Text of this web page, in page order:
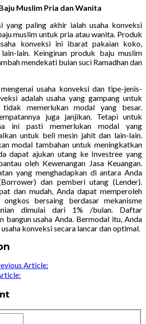
Muslim Pria dan Wanita
yang paling akhir ialah usaha konveksi
muslim untuk pria atau wanita. Produk
konveksi ini ibarat pakaian koko,
lain. Keinginan produk baju muslim
mendekati bulan suci Ramadhan dan
usaha konveksi dan tipe-jenis-
adalah usaha yang gampang untuk
memerlukan modal yang besar.
juga janjikan. Tetapi untuk
ini pasti memerlukan modal yang
untuk beli mesin jahit dan lain-lain.
modal tambahan untuk meningkatkan
dapat ajukan utang ke Investree yang
oleh Kewenangan Jasa Keuangan.
yang menghadapkan di antara Anda
dan pemberi utang (Lender).
dan mudah, Anda dapat memperoleh
bersaing berdasar mekanisme
dimulai dari 1% /bulan. Daftar
bangun usaha Anda. Bermodal itu, Anda
konveksi secara lancar dan optimal.
Article: